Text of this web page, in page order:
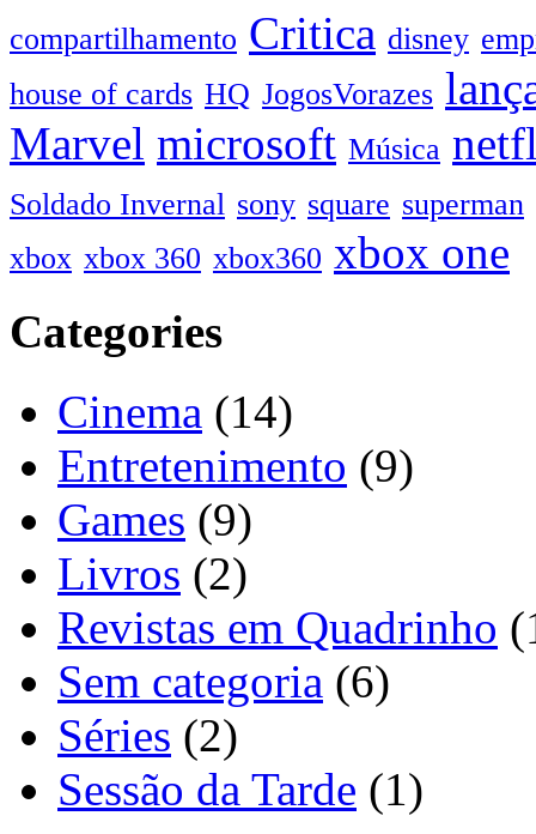
compartilhamento Critica disney
house of cards HQ JogosVorazes
Marvel microsoft Música
Soldado Invernal sony square superman
xbox xbox 360 xbox360 xbox one
Categories
Cinema (14)
Entretenimento (9)
Games (9)
Livros (2)
Revistas em Quadrinho
Sem categoria (6)
Séries (2)
Sessão da Tarde (1)